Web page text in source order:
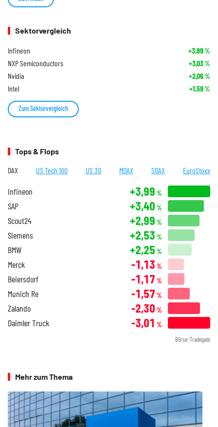
Sektorvergleich
Infineon +3,99%
NXP Semiconductors +3,03%
Nvidia +2,06%
Intel +1,59%
Zum Sektorvergleich
Tops & Flops
DAX US Tech 100 US 30 MDAX SDAX EuroStoxx
Infineon +3,99 %
SAP +3,40 %
Scout24 +2,99 %
Siemens +2,53 %
BMW +2,25 %
Merck -1,13 %
Beiersdorf -1,17 %
Munich Re -1,57 %
Zalando -2,30 %
Daimler Truck -3,01 %
Börse: Tradegate
Mehr zum Thema